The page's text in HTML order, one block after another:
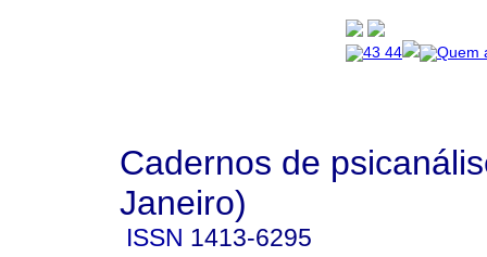
Cadernos de
Janeiro)
ISSN 1413-6295